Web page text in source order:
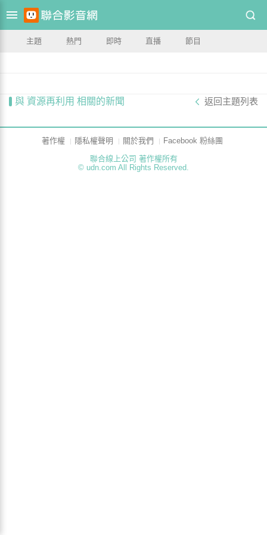
主題 熱門 即時 直播 節目
與 資源再利用 相關的新聞 返回主題列表
著作權 隱私權聲明 關於我們
Facebook 粉絲團
聯合線上公司 著作權所有
© udn.com All Rights Reserved.